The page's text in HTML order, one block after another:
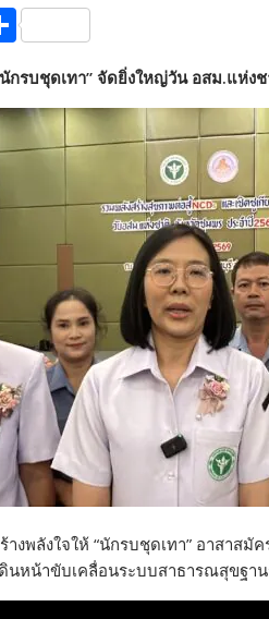
S
ar
e
กรบชุดเทา” จัดยิ่งใหญ่วัน อสม.แห่
งพลังใจให้ “นักรบชุดเทา” อาสา
นหน้าขับเคลื่อนระบบสาธารณสุขฐาน